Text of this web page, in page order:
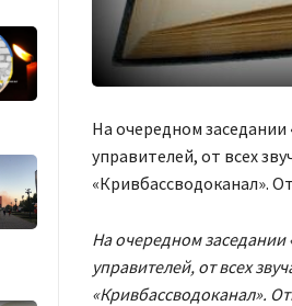
На очередном
управителей, от всех
«Кривбассводоканал».
На очередном заседании
управителей, от всех
«Кривбассводоканал».